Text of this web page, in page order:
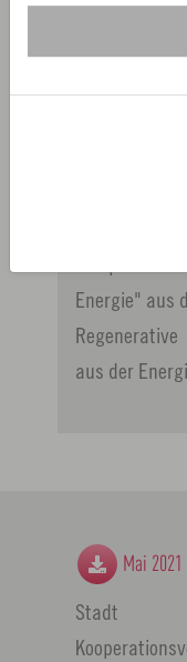
Gewinne
Interview:
Energie" aus
aus der
Mai 2021
Stadt